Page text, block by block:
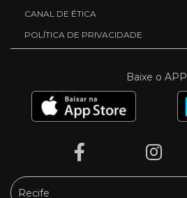
CANAL DE ÉTICA
POLÍTICA DE PRIVACIDADE
Baixe o APP